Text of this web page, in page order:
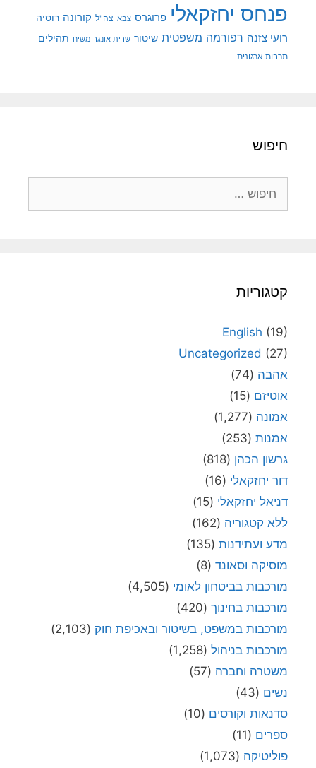
פנחס יחזקאלי פרוגרס צבא צה"ל קורונה רוסיה
רועי צזנה רפורמה משפטית שיטור שרית אונגר משיח תהילים
תרבות ארגונית
חיפוש
קטגוריות
English (19)
Uncategorized (27)
אהבה (74)
אוטיזם (15)
אמונה (1,277)
אמנות (253)
גרשון הכהן (818)
דור יחזקאלי (16)
דניאל יחזקאלי (15)
ללא קטגוריה (162)
מדע ועתידנות (135)
מוסיקה וסאונד (8)
מורכבות בביטחון לאומי (4,505)
מורכבות בחינוך (420)
מורכבות במשפט, בשיטור ובאכיפת חוק (2,103)
מורכבות בניהול (1,258)
משטרה וחברה (57)
נשים (43)
סדנאות וקורסים (10)
ספרים (11)
פוליטיקה (1,073)